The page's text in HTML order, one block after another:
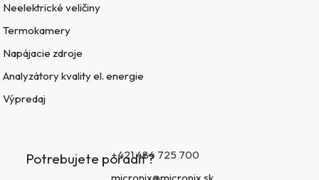
Neelektrické veličiny
Termokamery
Napájacie zdroje
Analyzátory kvality el. energie
Výpredaj
Potrebujete poradiť?+421 484 725 700